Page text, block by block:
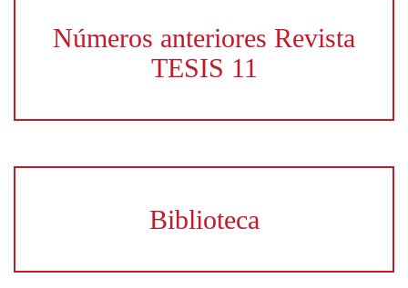
Números anteriores Revista
TESIS 11
Biblioteca